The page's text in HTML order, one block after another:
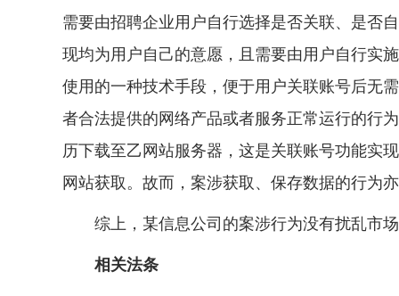
需要由招聘企业用户自行选择是否关联、是否
现均为用户自己的意愿，且需要由用户自行实
使用的一种技术手段，便于用户关联账号后无
者合法提供的网络产品或者服务正常运行的行
历下载至乙网站服务器，这是关联账号功能实
网站获取。故而，案涉获取、保存数据的行为
综上，某信息公司的案涉行为没有扰乱市场
相关法条